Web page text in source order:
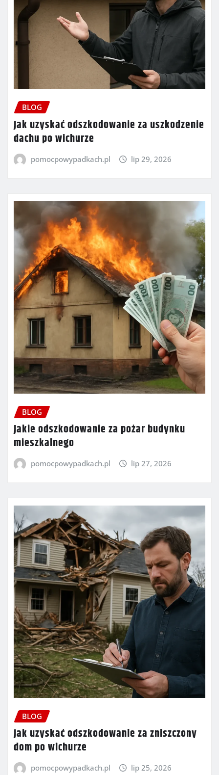
BLOG
Jak uzyskać odszkodowanie za uszkodzenie
dachu po wichurze
pomocpowypadkach.pl lip 29, 2026
BLOG
Jakie odszkodowanie za pożar budynku
mieszkalnego
pomocpowypadkach.pl lip 27, 2026
BLOG
Jak uzyskać odszkodowanie za zniszczony
dom po wichurze
pomocpowypadkach.pl lip 25, 2026